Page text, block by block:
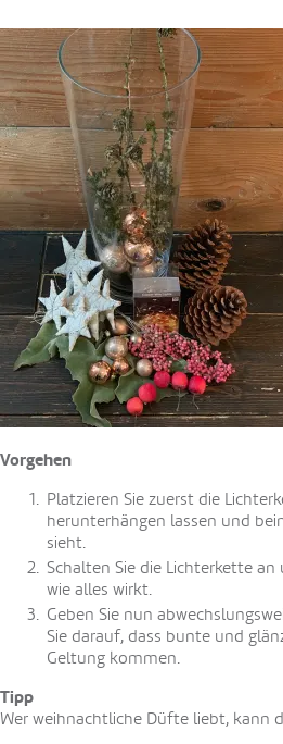
Vorgehen
Platzieren Sie zuerst die
herunterhängen lassen und
sieht.
Schalten Sie die Lichterkette an
wie alles wirkt.
Geben Sie nun
Sie darauf, dass bunte und
Geltung kommen.
Tipp
Wer weihnachtliche Düfte liebt, kann